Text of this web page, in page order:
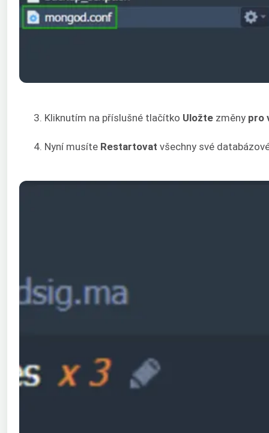
3. Kliknutím na příslušné tlačítko Uložte změny pro
4. Nyní musíte Restartovat všechny své